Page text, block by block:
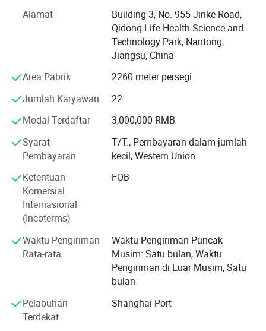
Spesifikasi Standar
Alamat
Building 3, No. 955 Jinke Road,
Qidong Life Health Science and
Technology Park, Nantong,
Jiangsu, China
Area Pabrik
2260 meter persegi
Jumlah Karyawan
22
Modal Terdaftar
3,000,000 RMB
Syarat
Pembayaran
T/T., Pembayaran dalam jumlah
kecil, Western Union
Ketentuan
Komersial
Internasional
(Incoterms)
FOB
Waktu Pengiriman
Rata-rata
Waktu Pengiriman Puncak
Musim: Satu bulan, Waktu
Pengiriman di Luar Musim, Satu
bulan
Pelabuhan
Terdekat
Shanghai Port